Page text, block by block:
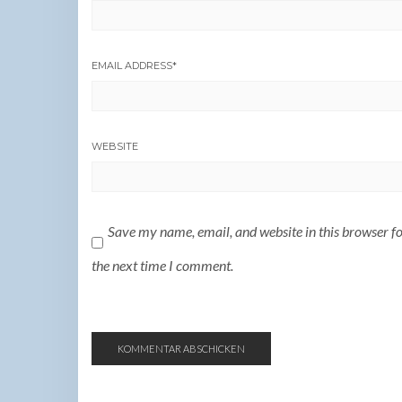
EMAIL ADDRESS*
WEBSITE
Save my name, email, and website in this browser
the next time I comment.